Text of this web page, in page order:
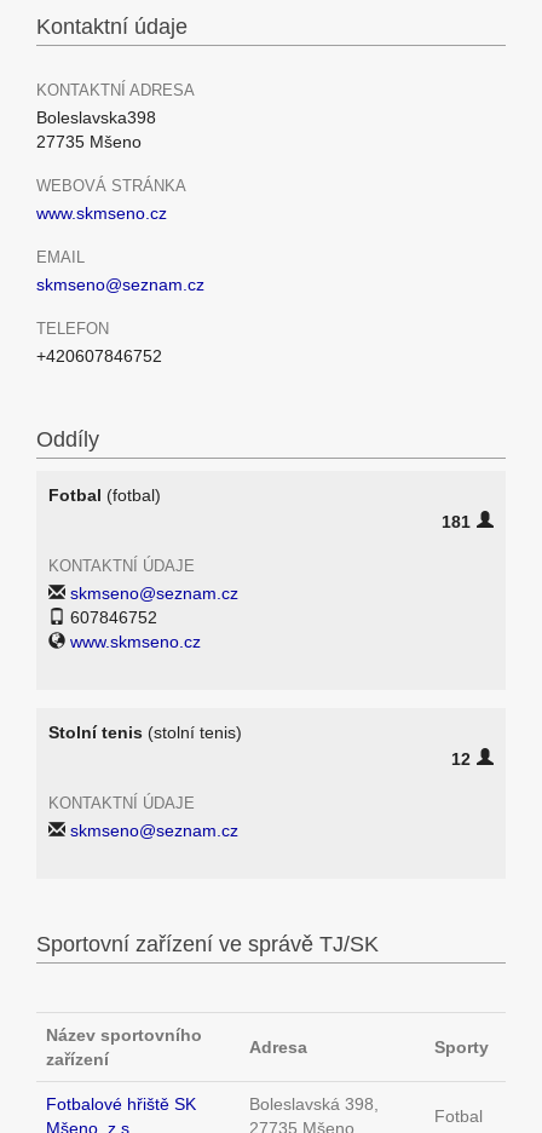
Kontaktní údaje
KONTAKTNÍ ADRESA
Boleslavska398
27735 Mšeno
WEBOVÁ STRÁNKA
www.skmseno.cz
EMAIL
skmseno@seznam.cz
TELEFON
+420607846752
Oddíly
Fotbal (fotbal)
181
KONTAKTNÍ ÚDAJE
skmseno@seznam.cz
607846752
www.skmseno.cz
Stolní tenis (stolní tenis)
12
KONTAKTNÍ ÚDAJE
skmseno@seznam.cz
Sportovní zařízení ve správě TJ/SK
Název sportovního
zařízení
Adresa Sporty
Fotbalové hřiště SK
Mšeno, z.s.
Boleslavská 398,
27735 Mšeno
Fotbal